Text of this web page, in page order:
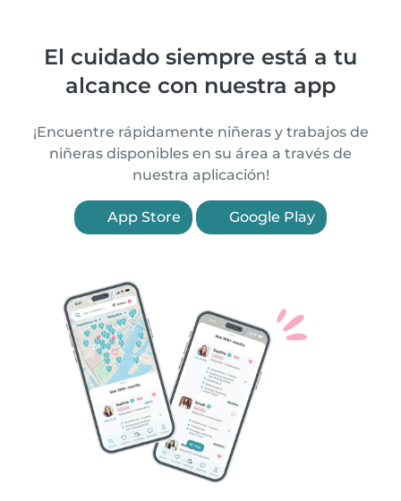
El cuidado siempre está a tu
alcance con nuestra app
¡Encuentre rápidamente niñeras y trabajos de
niñeras disponibles en su área a través de
nuestra aplicación!
App Store Google Play